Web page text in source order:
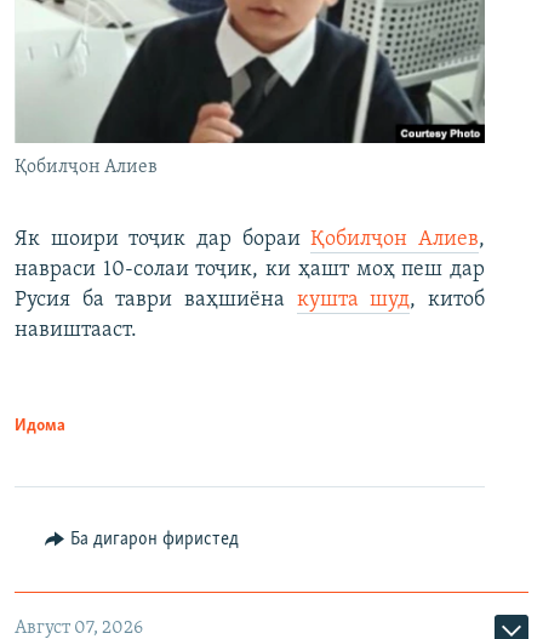
Қобилҷон Алиев
Як шоири тоҷик дар бораиҚобилҷон Алиев,
навраси 10-солаи тоҷик, ки ҳашт моҳ пеш дар
Русия ба таври ваҳшиёна кушта шуд, китоб
навиштааст.
Идома
Ба дигарон фиристед
Август 07, 2026